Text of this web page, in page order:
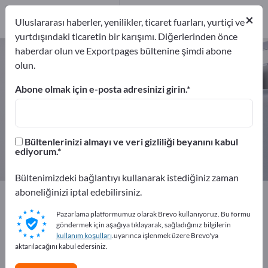
Koruyucu folyalar – üreticileri ve
Distribütör
1
Üreticiler6
Distribütör1
Exportpages Güvenlik ve koruma
Exportpages'te ücretsiz reklam
verin!
İhtiyaçlar – Teklifler – İkinci El Ürünler – İş İletişim
×
Uluslararası haberler, yenilikler, ticaret fuarları, yurtiçi ve
yurtdışındaki ticaretin bir karışımı. Diğerlerinden önce
haberdar olun ve Exportpages bültenine şimdi abone
olun.
Abone olmak için e-posta adresinizi girin.
Bültenlerinizi almayı ve veri gizliliği beyanını kabul
ediyorum.
Bültenimizdeki bağlantıyı kullanarak istediğiniz zaman
aboneliğinizi iptal edebilirsiniz.
Pazarlama platformumuz olarak Brevo kullanıyoruz. Bu formu
göndermek için aşağıya tıklayarak, sağladığınız bilgilerin
kullanım koşulları.uyarınca işlenmek üzere Brevo'ya
aktarılacağını kabul edersiniz.